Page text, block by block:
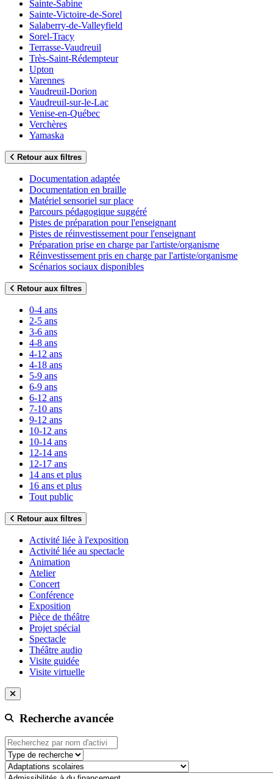
Sainte-Sabine
Sainte-Victoire-de-Sorel
Salaberry-de-Valleyfield
Sorel-Tracy
Terrasse-Vaudreuil
Très-Saint-Rédempteur
Upton
Varennes
Vaudreuil-Dorion
Vaudreuil-sur-le-Lac
Venise-en-Québec
Verchères
Yamaska
Retour aux filtres
Documentation adaptée
Documentation en braille
Matériel sensoriel sur place
Parcours pédagogique suggéré
Pistes de préparation pour l'enseignant
Pistes de réinvestissement pour l'enseignant
Préparation prise en charge par l'artiste/organisme
Réinvestissement pris en charge par l'artiste/organisme
Scénarios sociaux disponibles
Retour aux filtres
0-4 ans
2-5 ans
3-6 ans
4-8 ans
4-12 ans
4-18 ans
5-9 ans
6-9 ans
6-12 ans
7-10 ans
9-12 ans
10-12 ans
10-14 ans
12-14 ans
12-17 ans
14 ans et plus
16 ans et plus
Tout public
Retour aux filtres
Activité liée à l'exposition
Activité liée au spectacle
Animation
Atelier
Concert
Conférence
Exposition
Pièce de théâtre
Projet spécial
Spectacle
Théâtre audio
Visite guidée
Visite virtuelle
Recherche avancée
Type de recherche
adaptation-scolaire